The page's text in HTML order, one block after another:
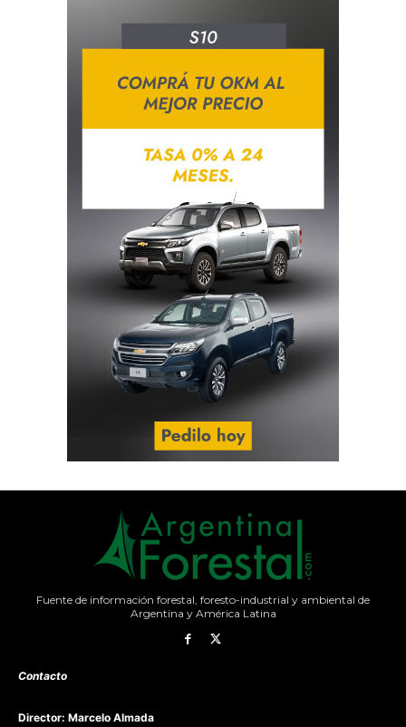
Fuente de información forestal, foresto-industrial y ambiental de
Argentina y América Latina
Contacto
Director: Marcelo Almada